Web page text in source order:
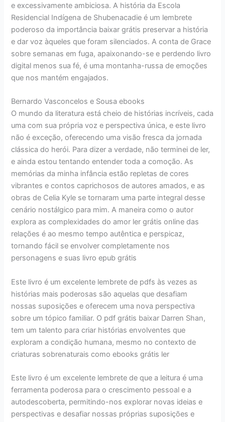
e excessivamente ambiciosa. A história da Escola
Residencial Indígena de Shubenacadie é um lembrete
poderoso da importância baixar grátis preservar a história
e dar voz àqueles que foram silenciados. A conta de Grace
sobre semanas em fuga, apaixonando-se e perdendo livro
digital menos sua fé, é uma montanha-russa de emoções
que nos mantém engajados.
Bernardo Vasconcelos e Sousa ebooks
O mundo da literatura está cheio de histórias incríveis, cada
uma com sua própria voz e perspectiva única, e este livro
não é exceção, oferecendo uma visão fresca da jornada
clássica do herói. Para dizer a verdade, não terminei de ler,
e ainda estou tentando entender toda a comoção. As
memórias da minha infância estão repletas de cores
vibrantes e contos caprichosos de autores amados, e as
obras de Celia Kyle se tornaram uma parte integral desse
cenário nostálgico para mim. A maneira como o autor
explora as complexidades do amor ler grátis online das
relações é ao mesmo tempo autêntica e perspicaz,
tornando fácil se envolver completamente nos
personagens e suas livro epub grátis
Este livro é um excelente lembrete de pdfs às vezes as
histórias mais poderosas são aquelas que desafiam
nossas suposições e oferecem uma nova perspectiva
sobre um tópico familiar. O pdf grátis baixar Darren Shan,
tem um talento para criar histórias envolventes que
exploram a condição humana, mesmo no contexto de
criaturas sobrenaturais como ebooks grátis ler
Este livro é um excelente lembrete de que a leitura é uma
ferramenta poderosa para o crescimento pessoal e a
autodescoberta, permitindo-nos explorar novas ideias e
perspectivas e desafiar nossas próprias suposições e